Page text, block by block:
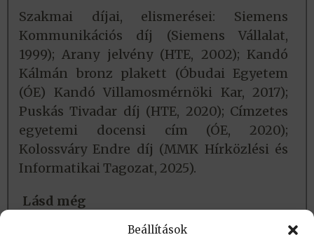
Beállítások
Szakmai díjai, elismerései: Siemens
Kommunikációs díj (Siemens Vállalat,
1999); Arany jelvény (HTE, 2002); Kandó
Kálmán bronz plakett (Óbudai Egyetem
(ÓE) Kandó Villamosmérnöki Kar, 2017);
Puskás Tivadar díj (HTE, 2020); Címzetes
egyetemi docensi cím (ÓE, 2020);
Kolossváry Endre díj (MMK Hírközlési és
Informatikai Tagozat, 2025).
Lásd még
Magyarország videós arcképcsarnoka -